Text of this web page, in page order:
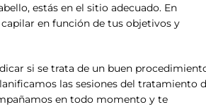
estás en el sitio adecuado. En
en función de tus objetivos y
si se trata de un buen
las sesiones del tratamiento
en todo momento y te